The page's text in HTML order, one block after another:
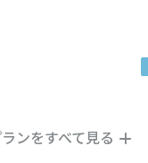
ンをすべて見る